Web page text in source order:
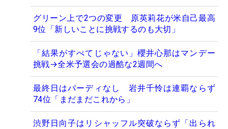
グリーン上で2つの変更 原英莉花が米自己最高
9位「新しいことに挑戦するのも大切」
「結果がすべてじゃない」櫻井心那はマンデー
挑戦→全米予選会の過酷な2週間へ
最終日はバーディなし 岩井千怜は連覇ならず
74位「まだまだこれから」
渋野日向子はリシャッフル突破ならず「出られ